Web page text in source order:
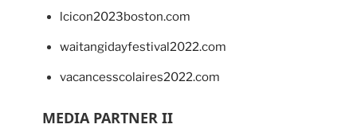
lcicon2023boston.com
waitangidayfestival2022.com
vacancesscolaires2022.com
MEDIA PARTNER II